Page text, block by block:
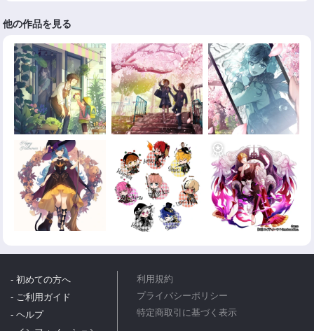
他の作品を見る
- 初めての方へ
- ご利用ガイド
- ヘルプ
利用規約
プライバシーポリシー
特定商取引に基づく表示